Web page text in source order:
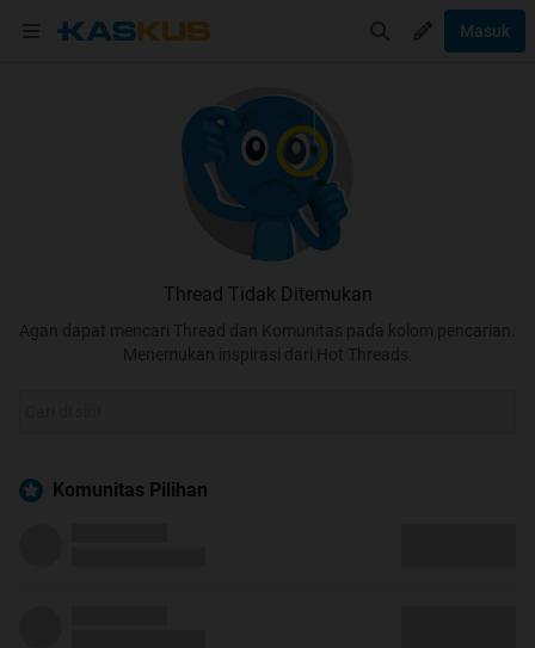
Masuk
Thread Tidak Ditemukan
Agan dapat mencari Thread dan Komunitas pada kolom pencarian.
Menemukan inspirasi dari Hot Threads.
Komunitas Pilihan